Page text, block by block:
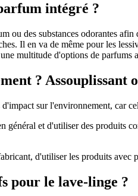
intégré ?
ou des substances odorantes
Il en va de même pour les
multitude d'options de
? Assouplissant
sur l'environnement, car
général et d'utiliser des
d'utiliser les produits
pour le lave-linge ?